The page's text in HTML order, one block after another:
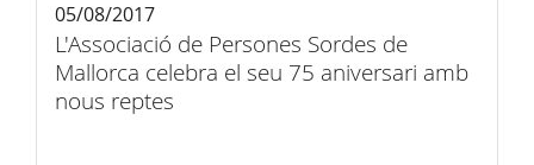
L'Associació de Persones Sordes de
Mallorca celebra el seu 75 aniversari amb
nous reptes
05/08/2017